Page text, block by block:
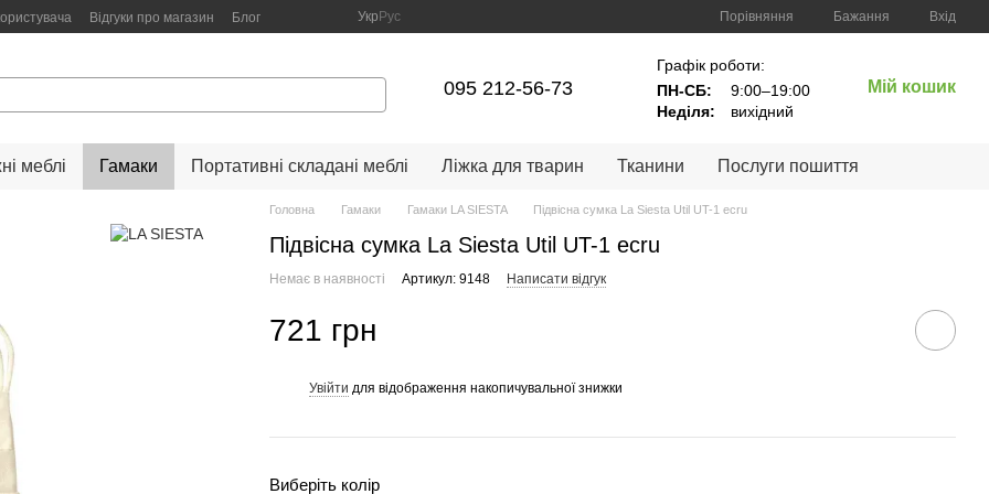
Відгуки про магазин Блог Укр Рус Порівняння Бажання Вхід
095 212-56-73
Графік роботи:
ПН-СБ:
9:00–19:00
Неділя:
вихідний
Мій кошик
меблі Гамаки Портативні складані меблі Ліжка для тварин Тканини Послуги пошиття
Головна Гамаки Гамаки LA SIESTA Підвісна сумка La Siesta Util UT-1 ecru
Підвісна сумка La Siesta Util UT-1 ecru
Немає в наявності Артикул: 9148 Написати відгук
721 грн
Увійти для відображення накопичувальної знижки
Виберіть колір